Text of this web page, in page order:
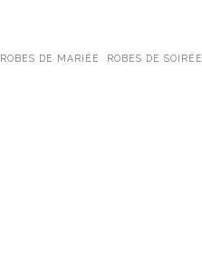
ROBES DE MARIÉE ROBES DE SOIRÉE